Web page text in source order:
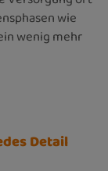
wie
wenig mehr
Detail